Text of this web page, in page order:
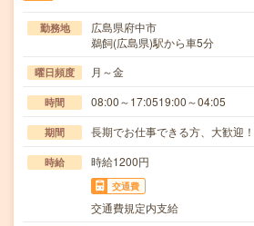
勤務地
広島県府中市
鵜飼(広島県)駅から車5分
曜日頻度 月～金
時間 08:00～17:0519:00～04:05
期間 長期でお仕事できる方、大歓迎！
時給 時給1200円
交通費
交通費規定内支給